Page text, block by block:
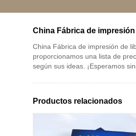
China Fábrica de
China Fábrica de impresión de
proporcionamos una lista de
según sus ideas. ¡Esperamos
Productos relacionados